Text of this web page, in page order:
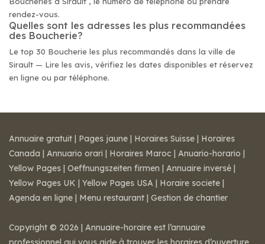
rendez-vous.
Quelles sont les adresses les plus recommandées
des Boucherie?
Le top 30 Boucherie les plus recommandés dans la ville de
Sirault — Lire les avis, vérifiez les dates disponibles et réservez
en ligne ou par téléphone.
Annuaire gratuit | Pages jaune | Horaires Suisse | Horaires
Canada | Annuario orari | Horaires Maroc | Anuario-horario |
Yellow Pages | Oeffnungszeiten firmen | Annuaire inversé |
Yellow Pages UK | Yellow Pages USA | Horaire societe |
Agenda en ligne | Menu restaurant | Gestion de chantier
Copyright © 2026 | Annuaire-horaire est l’annuaire